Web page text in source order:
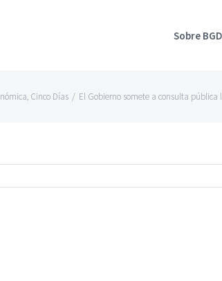
Sobre
, Cinco Días / El Gobierno somete a consulta pública